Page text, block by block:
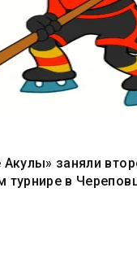
Акулы» заняли
турнире в